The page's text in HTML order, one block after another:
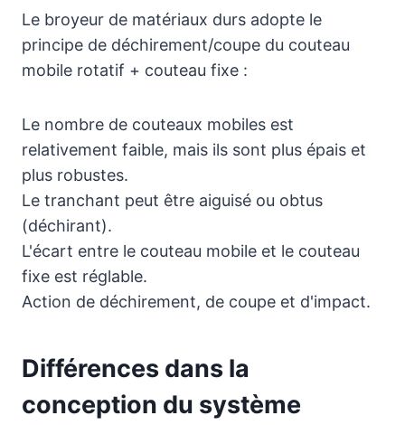
Le broyeur de matériaux durs adopte le
principe de déchirement/coupe du couteau
mobile rotatif + couteau fixe :
Le nombre de couteaux mobiles est
relativement faible, mais ils sont plus épais et
plus robustes.
Le tranchant peut être aiguisé ou obtus
(déchirant).
L'écart entre le couteau mobile et le couteau
fixe est réglable.
Action de déchirement, de coupe et d'impact.
Différences dans la
conception du système